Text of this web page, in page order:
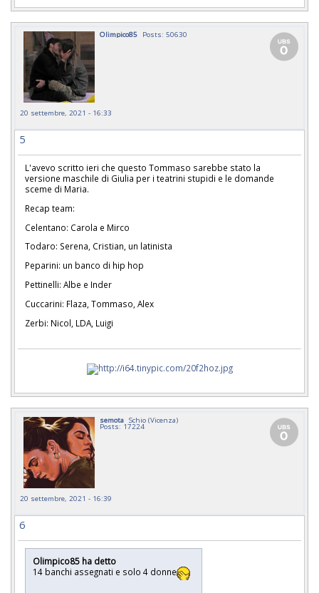
Olimpico85 Posts: 50630
20 settembre, 2021 - 16:33
5
L'avevo scritto ieri che questo Tommaso sarebbe stato la
versione maschile di Giulia per i teatrini stupidi e le domande
sceme di Maria.
Recap team:
Celentano: Carola e Mirco
Todaro: Serena, Cristian, un latinista
Peparini: un banco di hip hop
Pettinelli: Albe e Inder
Cuccarini: Flaza, Tommaso, Alex
Zerbi: Nicol, LDA, Luigi
semota Schio (Vicenza)
Posts: 17224
20 settembre, 2021 - 16:39
6
Olimpico85 ha detto
14 banchi assegnati e solo 4 donne